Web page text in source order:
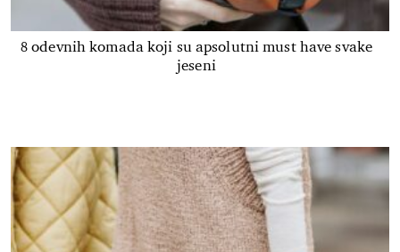
8 odevnih komada koji su apsolutni must have svake
jeseni